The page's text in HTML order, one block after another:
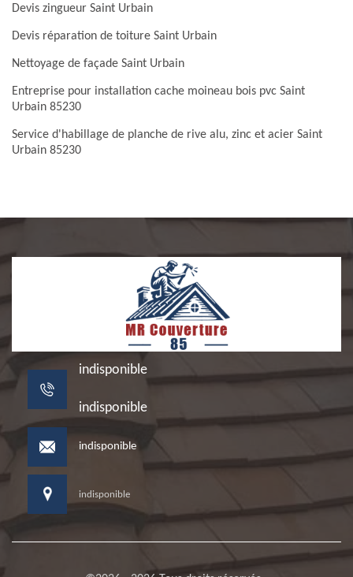
Devis zingueur Saint Urbain
Devis réparation de toiture Saint Urbain
Nettoyage de façade Saint Urbain
Entreprise pour installation cache moineau bois pvc Saint
Urbain 85230
Service d'habillage de planche de rive alu, zinc et acier Saint
Urbain 85230
indisponible
indisponible
indisponible
indisponible